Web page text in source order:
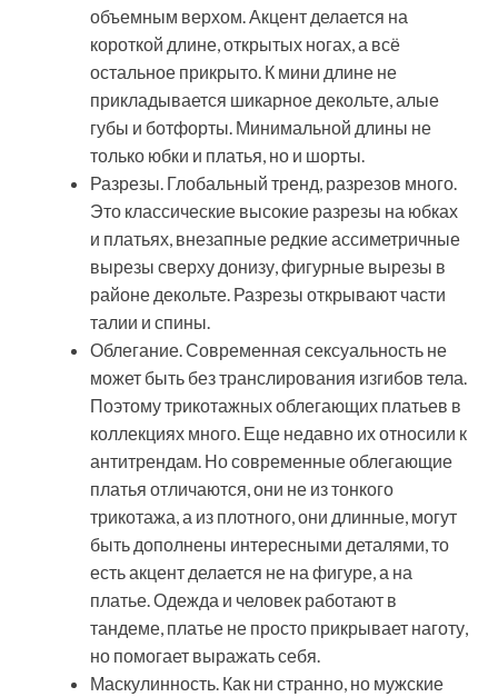
объемным верхом. Акцент делается на
короткой длине, открытых ногах, а всё
остальное прикрыто. К мини длине не
прикладывается шикарное декольте, алые
губы и ботфорты. Минимальной длины не
только юбки и платья, но и шорты.
Разрезы. Глобальный тренд, разрезов много.
Это классические высокие разрезы на юбках
и платьях, внезапные редкие ассиметричные
вырезы сверху донизу, фигурные вырезы в
районе декольте. Разрезы открывают части
талии и спины.
Облегание. Современная сексуальность не
может быть без транслирования изгибов тела.
Поэтому трикотажных облегающих платьев в
коллекциях много. Еще недавно их относили к
антитрендам. Но современные облегающие
платья отличаются, они не из тонкого
трикотажа, а из плотного, они длинные, могут
быть дополнены интересными деталями, то
есть акцент делается не на фигуре, а на
платье. Одежда и человек работают в
тандеме, платье не просто прикрывает наготу,
но помогает выражать себя.
Маскулинность. Как ни странно, но мужские